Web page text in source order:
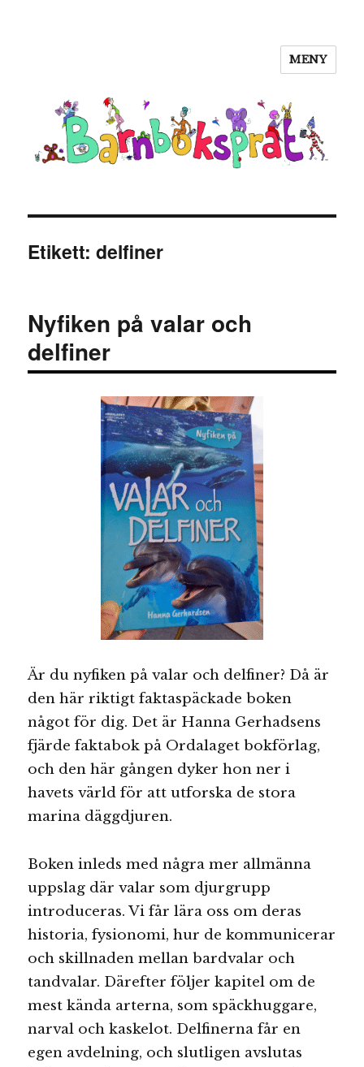
MENY
Etikett:delfiner
Nyfiken på valar och
delfiner
Är du nyfiken på valar och delfiner? Då är
den här riktigt faktaspäckade boken
något för dig. Det är Hanna Gerhadsens
fjärde faktabok på Ordalaget bokförlag,
och den här gången dyker hon ner i
havets värld för att utforska de stora
marina däggdjuren.
Boken inleds med några mer allmänna
uppslag där valar som djurgrupp
introduceras. Vi får lära oss om deras
historia, fysionomi, hur de kommunicerar
och skillnaden mellan bardvalar och
tandvalar. Därefter följer kapitel om de
mest kända arterna, som späckhuggare,
narval och kaskelot. Delfinerna får en
egen avdelning, och slutligen avslutas